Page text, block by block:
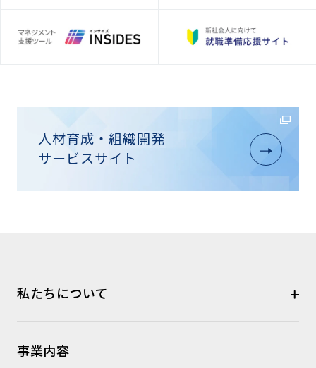
人材育成・組織開発
サービスサイト
私たちについて
事業内容